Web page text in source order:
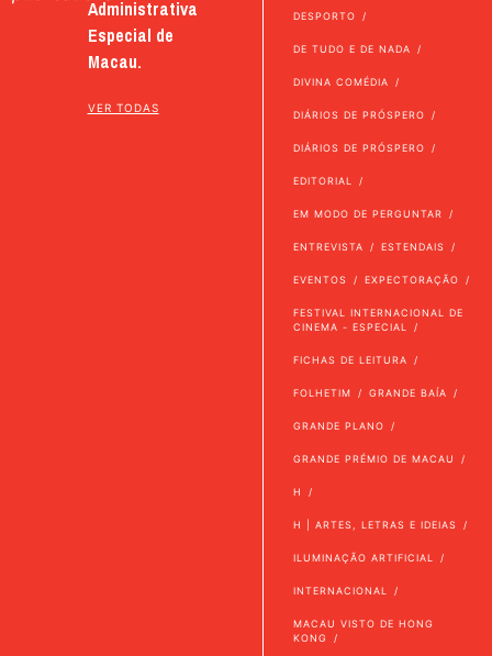
Administrativa
Especial de
Macau.
VER TODAS
DESPORTO
DE TUDO E DE NADA
DIVINA COMÉDIA
DIÁRIOS DE PRÓSPERO
DIÁRIOS DE PRÓSPERO
EDITORIAL
EM MODO DE PERGUNTAR
ENTREVISTA ESTENDAIS
EVENTOS EXPECTORAÇÃO
FESTIVAL INTERNACIONAL DE
CINEMA - ESPECIAL
FICHAS DE LEITURA
FOLHETIM GRANDE BAÍA
GRANDE PLANO
GRANDE PRÉMIO DE MACAU
H
H | ARTES, LETRAS E IDEIAS
ILUMINAÇÃO ARTIFICIAL
INTERNACIONAL
MACAU VISTO DE HONG
KONG